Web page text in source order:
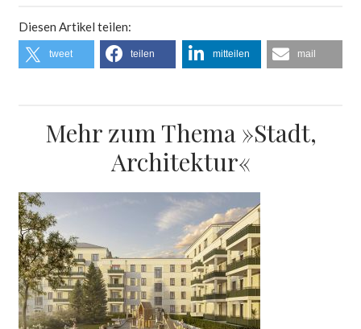
Diesen Artikel teilen:
tweet teilen mitteilen mail
Mehr zum Thema »Stadt,
Architektur«